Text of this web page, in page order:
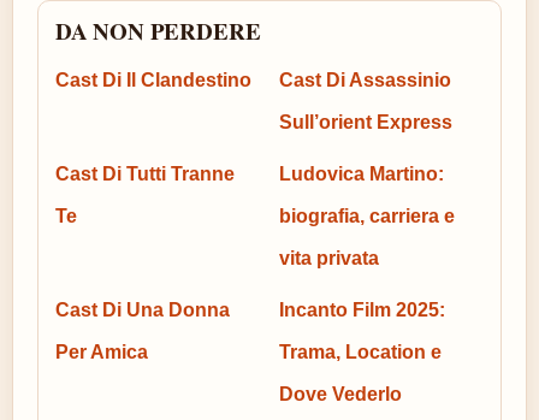
DA NON PERDERE
Cast Di Il Clandestino Cast Di Assassinio
Sull’orient Express
Cast Di Tutti Tranne
Te
Ludovica Martino:
biografia, carriera e
vita privata
Cast Di Una Donna
Per Amica
Incanto Film 2025:
Trama, Location e
Dove Vederlo